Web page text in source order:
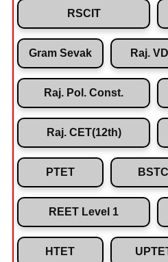
RSCIT
Gram Sevak Raj.
Raj. Pol. Const.
Raj. CET(12th)
PTET BSTC
REET Level 1
HTET